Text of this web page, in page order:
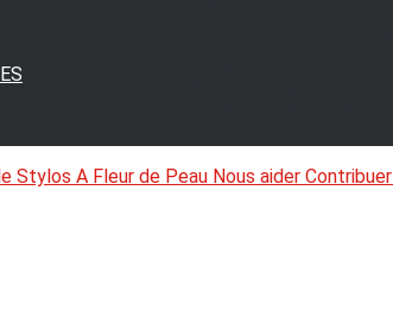
Stylos A Fleur de Peau Nous aider Contribuer